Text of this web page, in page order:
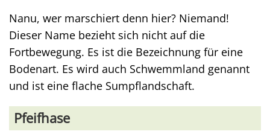
Nanu, wer marschiert denn hier? Niemand!
Dieser Name bezieht sich nicht auf die
Fortbewegung. Es ist die Bezeichnung für eine
Bodenart. Es wird auch Schwemmland genannt
und ist eine flache Sumpflandschaft.
Pfeifhase